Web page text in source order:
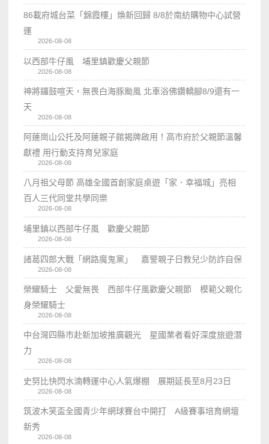
86載府城台菜「錦霞樓」煥新回歸 8/8於南紡購物中心試營
運
2026-08-08
以西部牛仔風 埔里鎮歡慶父親節
2026-08-08
神將鑼鼓喧天，無畏白海豚颱風 北車浴佛鑽轎腳8/9還有一
天
2026-08-08
阿蓮崗山公托及阿蓮親子館揭牌啟用！高市府於父親節溫馨
獻禮 用行動支持育兒家庭
2026-08-08
八月祖父母節 高雄全國首創家庭桌遊「家．幸福城」亮相
百人三代同堂共學同樂
2026-08-08
埔里鎮以西部牛仔風 歡慶父親節
2026-08-08
諸葛四郎大戰「網路魔鬼黨」 嘉警親子日教兒少防詐自保
2026-08-08
榮耀騎士 父愛無畏 西部牛仔風歡慶父親節 模範父親化
身榮耀騎士
2026-08-08
中台灣四縣市赴新加坡推廣觀光 星國業者看好深度旅遊潛
力
2026-08-08
史努比快閃水湳轉運中心人氣爆棚 展期延長至8月23日
2026-08-08
筑波木笑盃全國青少年網球賽台中開打 A級賽事培育網壇
新秀
2026-08-08